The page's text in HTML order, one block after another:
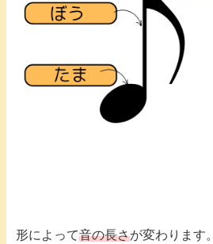
形によって音の長さが変わります。